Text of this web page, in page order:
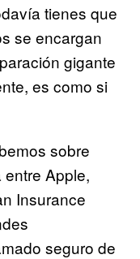
tienes que
se encargan
gigante
es como si
sobre
Apple,
Insurance
seguro de